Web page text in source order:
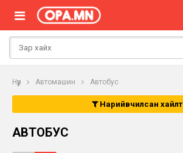
Нүүр Автомашин Автобус
Нарийвчилсан хайлт
АВТОБУС